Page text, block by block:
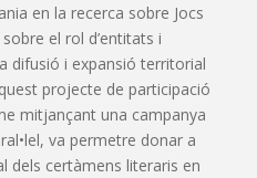
en la recerca sobre Jocs
el rol d’entitats i
difusió i expansió territorial
projecte de participació
mitjançant una campanya
va permetre donar a
dels certàmens literaris en